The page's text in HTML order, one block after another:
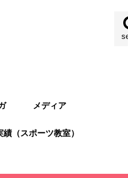
メディア
績（スポーツ教室）